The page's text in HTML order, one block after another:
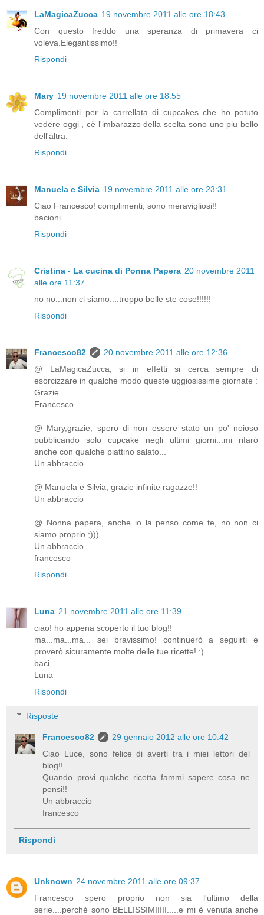
LaMagicaZucca 19 novembre 2011 alle ore 18:43
Con questo freddo una speranza di primavera ci
voleva.Elegantissimo!!
Rispondi
Mary 19 novembre 2011 alle ore 18:55
Complimenti per la carrellata di cupcakes che ho potuto
vedere oggi , cè l'imbarazzo della scelta sono uno piu bello
dell'altra.
Rispondi
Manuela e Silvia 19 novembre 2011 alle ore 23:31
Ciao Francesco! complimenti, sono meravigliosi!!
bacioni
Rispondi
Cristina - La cucina di Ponna Papera 20 novembre 2011
alle ore 11:37
no no...non ci siamo....troppo belle ste cose!!!!!!
Rispondi
Francesco82
20 novembre 2011 alle ore 12:36
@ LaMagicaZucca, si in effetti si cerca sempre di
esorcizzare in qualche modo queste uggiosissime giornate :
Grazie
Francesco
@ Mary,grazie, spero di non essere stato un po' noioso
pubblicando solo cupcake negli ultimi giorni...mi rifarò
anche con qualche piattino salato...
Un abbraccio
@ Manuela e Silvia, grazie infinite ragazze!!
Un abbraccio
@ Nonna papera, anche io la penso come te, no non ci
siamo proprio ;)))
Un abbraccio
francesco
Rispondi
Luna 21 novembre 2011 alle ore 11:39
ciao! ho appena scoperto il tuo blog!!
ma...ma...ma... sei bravissimo! continuerò a seguirti e
proverò sicuramente molte delle tue ricette! :)
baci
Luna
Rispondi
Risposte
Francesco82
29 gennaio 2012 alle ore 10:42
Ciao Luce, sono felice di averti tra i miei lettori del
blog!!
Quando provi qualche ricetta fammi sapere cosa ne
pensi!!
Un abbraccio
francesco
Rispondi
Unknown 24 novembre 2011 alle ore 09:37
Francesco spero proprio non sia l'ultimo della
serie....perchè sono BELLISSIMIIIII.....e mi è venuta anche